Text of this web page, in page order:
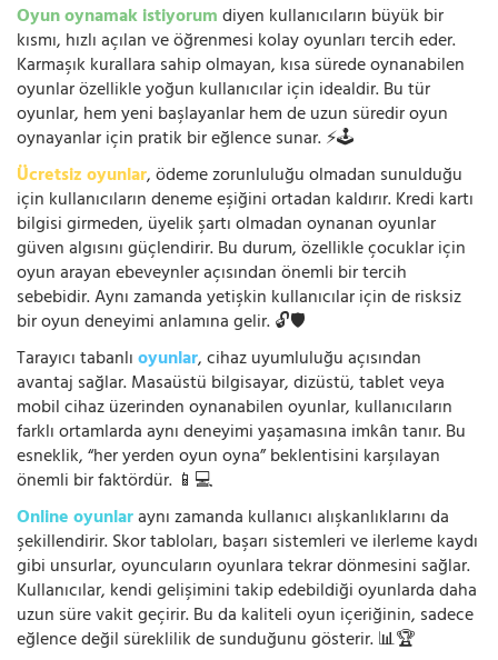
Oyun oynamak istiyorumdiyen kullanıcıların büyük bir
kısmı, hızlı açılan ve öğrenmesi kolay oyunları tercih eder.
Karmaşık kurallara sahip olmayan, kısa sürede oynanabilen
oyunlar özellikle yoğun kullanıcılar için idealdir. Bu tür
oyunlar, hem yeni başlayanlar hem de uzun süredir oyun
oynayanlar için pratik bir eğlence sunar. ⚡🕹️
Ücretsiz oyunlar, ödeme zorunluluğu olmadan sunulduğu
için kullanıcıların deneme eşiğini ortadan kaldırır. Kredi kartı
bilgisi girmeden, üyelik şartı olmadan oynanan oyunlar
güven algısını güçlendirir. Bu durum, özellikle çocuklar için
oyun arayan ebeveynler açısından önemli bir tercih
sebebidir. Aynı zamanda yetişkin kullanıcılar için de risksiz
bir oyun deneyimi anlamına gelir. 🔓🛡️
Tarayıcı tabanlıoyunlar, cihaz uyumluluğu açısından
avantaj sağlar. Masaüstü bilgisayar, dizüstü, tablet veya
mobil cihaz üzerinden oynanabilen oyunlar, kullanıcıların
farklı ortamlarda aynı deneyimi yaşamasına imkân tanır. Bu
esneklik, “her yerden oyun oyna” beklentisini karşılayan
önemli bir faktördür. 📱💻
Online oyunlaraynı zamanda kullanıcı alışkanlıklarını da
şekillendirir. Skor tabloları, başarı sistemleri ve ilerleme kaydı
gibi unsurlar, oyuncuların oyunlara tekrar dönmesini sağlar.
Kullanıcılar, kendi gelişimini takip edebildiği oyunlarda daha
uzun süre vakit geçirir. Bu da kaliteli oyun içeriğinin, sadece
eğlence değil süreklilik de sunduğunu gösterir. 📊🏆